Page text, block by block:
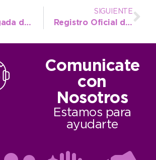
Ante la llegada de “Chicho” Serna a Necochea, López impulsa su presencia en los barrios
SIGUIENTE
Registro Oficial de Decretos 2017
Comunicate
con
Nosotros
Estamos para
ayudarte